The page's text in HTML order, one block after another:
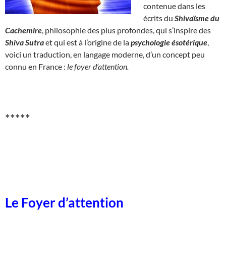
contenue dans les
écrits du Shivaïsme du
Cachemire , philosophie des plus profondes, qui s’inspire des
Shiva Sutraet qui est à l’origine de lapsychologie ésotérique
voici un traduction, en langage moderne, d’un concept peu
connu en France : le foyer d’attention.
*****
Le Foyer d’attention